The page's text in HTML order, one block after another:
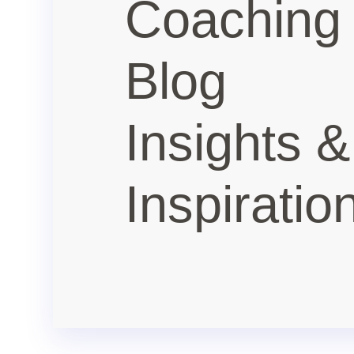
Coaching
Blog
Insights &